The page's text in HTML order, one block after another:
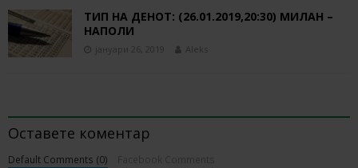
ТИП НА ДЕНОТ: (26.01.2019,20:30) МИЛАН –
НАПОЛИ
јануари 26, 2019 Aleks
Оставете коментар
Default Comments (0)